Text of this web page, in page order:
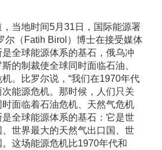
地时间5月31日，国际能源署
尔（Fatih Birol）博士在接受媒体
全球能源体系的基石，俄乌冲
的制裁使全球同时面临石油、
。比罗尔说，“我们在1970年代
能源危机。那时候，人们只关
面临着石油危机、天然气危机
全球能源体系的基石：它是世
世界最大的天然气出口国、世
这场能源危机比1970年代和